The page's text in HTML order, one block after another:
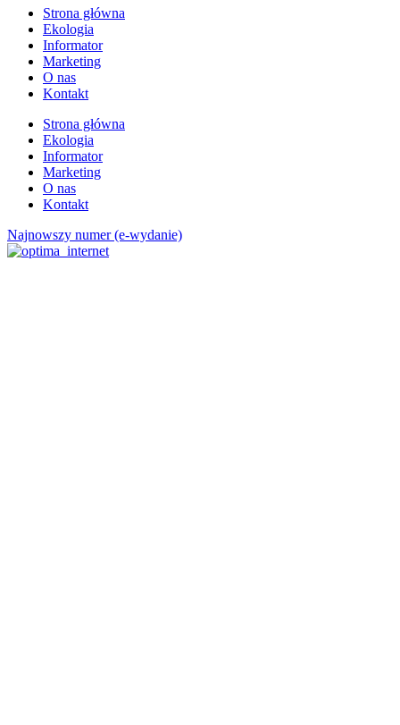
Strona główna
Ekologia
Informator
Marketing
O nas
Kontakt
Strona główna
Ekologia
Informator
Marketing
O nas
Kontakt
Najnowszy numer (e-wydanie)